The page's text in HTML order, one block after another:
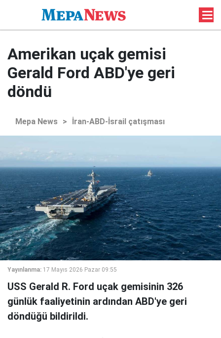
Amerikan uçak gemisi
Gerald Ford ABD'ye geri
döndü
Mepa News > İran-ABD-İsrail çatışması
Yayınlanma: 17 Mayıs 2026 Pazar 09:55
USS Gerald R. Ford uçak gemisinin 326
günlük faaliyetinin ardından ABD'ye geri
döndüğü bildirildi.